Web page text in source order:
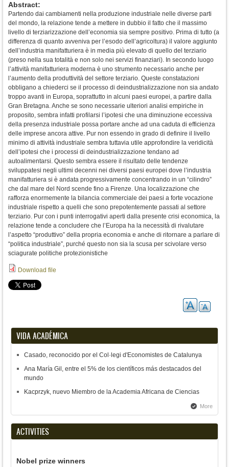
Abstract:
Partendo dai cambiamenti nella produzione industriale nelle diverse parti
del mondo, la relazione tende a mettere in dubbio il fatto che il massimo
livello di terziarizzazione dell’economia sia sempre positivo. Prima di tutto (a
differenza di quanto avveniva per l’esodo dell’agricoltura) il valore aggiunto
dell’industria manifatturiera è in media più elevato di quello del terziario
(preso nella sua totalità e non solo nei servizi finanziari). In secondo luogo
l’attività manifatturiera moderna è uno strumento necessario anche per
l’aumento della produttività del settore terziario. Queste constatazioni
obbligano a chiederci se il processo di deindustrializzazione non sia andato
troppo avanti in Europa, soprattutto in alcuni paesi europei, a partire dalla
Gran Bretagna. Anche se sono necessarie ulteriori analisi empiriche in
proposito, sembra infatti profilarsi l’ipotesi che una diminuzione eccessiva
della presenza industriale possa portare anche ad una caduta di efficienza
delle imprese ancora attive. Pur non essendo in grado di definire il livello
minimo di attività industriale sembra tuttavia utile approfondire la veridicità
dell’ipotesi che i processi di deindustrializzazione tendano ad
autoalimentarsi. Questo sembra essere il risultato delle tendenze
sviluppatesi negli ultimi decenni nei diversi paesi europei dove l’industria
manifatturiera si è andata progressivamente concentrando in un “cilindro”
che dal mare del Nord scende fino a Firenze. Una localizzazione che
rafforza enormemente la bilancia commerciale dei paesi a forte vocazione
industriale rispetto a quelli che sono prepotentemente passati al settore
terziario. Pur con i punti interrogativi aperti dalla presente crisi economica, la
relazione tende a concludere che l’Europa ha la necessità di rivalutare
l’aspetto “produttivo” della propria economia e anche di ritornare a parlare di
“politica industriale”, purché questo non sia la scusa per scivolare verso
sciagurate politiche protezionistiche
Download file
VIDA ACADÉMICA
Casado, reconocido por el Col·legi d'Economistes de Catalunya
Ana María Gil, entre el 5% de los científicos más destacados del
mundo
Kacprzyk, nuevo Miembro de la Academia Africana de Ciencias
More
ACTIVITIES
Nobel prize winners